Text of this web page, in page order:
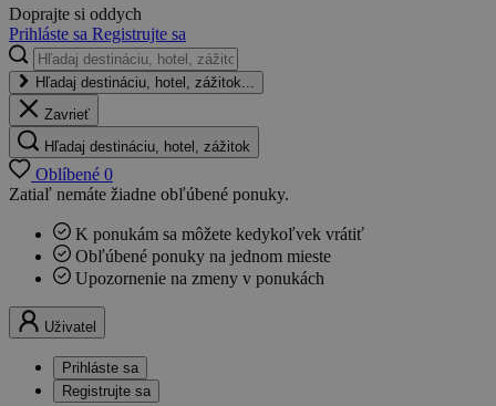
Doprajte si oddych
Prihláste sa Registrujte sa
Hľadaj destináciu, hotel, zážitok...
Zavrieť
Hľadaj destináciu, hotel, zážitok
Oblíbené 0
Zatiaľ nemáte žiadne obľúbené ponuky.
K ponukám sa môžete kedykoľvek vrátiť
Obľúbené ponuky na jednom mieste
Upozornenie na zmeny v ponukách
Uživatel
Prihláste sa
Registrujte sa